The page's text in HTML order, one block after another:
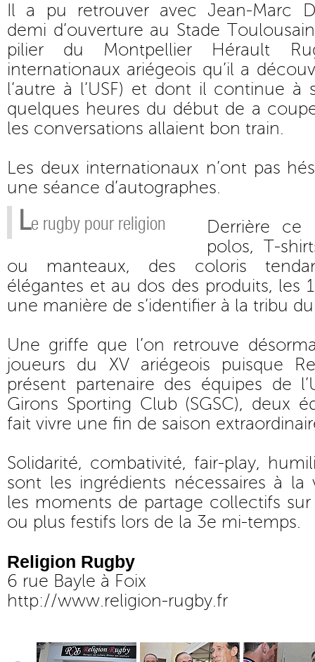
Il a pu retrouver avec Jean-Marc
demi d’ouverture au Stade
pilier du Montpellier Hérault
internationaux ariégeois qu’il a
l’autre à l’USF) et dont il continue à
quelques heures du début de a
les conversations allaient bon train.
Les deux internationaux n’ont pas
une séance d’autographes.
Le rugby pour religion
Derrière ce
polos, T-
ou manteaux, des coloris
élégantes et au dos des produits, les
une manière de s’identifier à la tribu
Une griffe que l’on retrouve
joueurs du XV ariégeois puisque
présent partenaire des équipes de
Girons Sporting Club (SGSC), deux
fait vivre une fin de saison
Solidarité, combativité, fair-play,
sont les ingrédients nécessaires à la
les moments de partage collectifs
ou plus festifs lors de la 3e mi-temps.
Religion Rugby
6 rue Bayle à Foix
http://www.religion-rugby.fr